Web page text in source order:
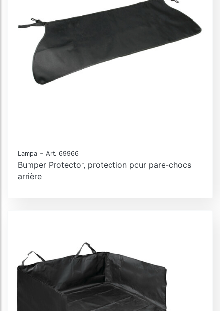
Lampa - Art. 69966
Bumper Protector, protection pour pare-chocs
arrière